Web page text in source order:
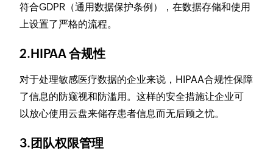
符合GDPR（通用数据保护条例），在数据存储和使用
上设置了严格的流程。
2.HIPAA 合规性
对于处理敏感医疗数据的企业来说，HIPAA合规性保障
了信息的防窥视和防滥用。这样的安全措施让企业可
以放心使用云盘来储存患者信息而无后顾之忧。
3.团队权限管理